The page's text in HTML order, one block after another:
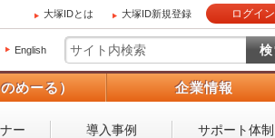
大塚IDとは 大塚ID新規登録 ログイン
English
めーる） 企業情報
ー 導入事例 サポート体制